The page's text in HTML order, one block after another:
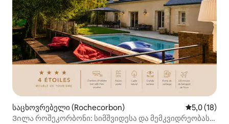
საცხოვრებელი (Rochecorbon) საშუალო
5,0 (18)
Ვილა როშეკორბონი: სიმშვიდესა და მემკვიდრეობას